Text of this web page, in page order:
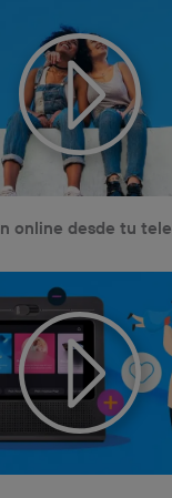
online desde tu tele